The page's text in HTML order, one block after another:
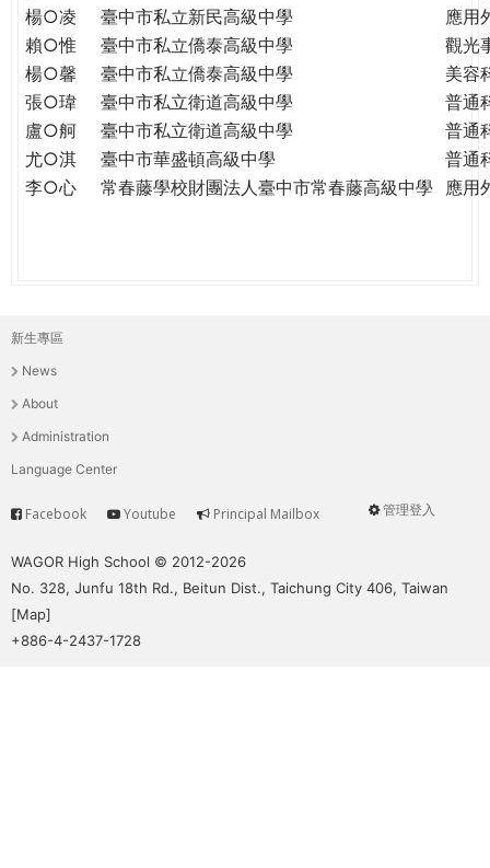
楊○凌
臺中市私立新民高級中學
應用
賴○惟
臺中市私立僑泰高級中學
觀光
楊○馨
臺中市私立僑泰高級中學
美容
張○瑋
臺中市私立衛道高級中學
普通
盧○舸
臺中市私立衛道高級中學
普通
尤○淇
臺中市華盛頓高級中學
普通
李○心
常春藤學校財團法人臺中市常春藤高級中學 應用
主
選
單
新生專區
News
About
Administration
Language Center
User
管理登入
Service
Facebook Youtube Principal Mailbox
WAGOR High School © 2012-2026
No. 328, Junfu 18th Rd., Beitun Dist., Taichung City 406, Taiwan
[Map]
+886-4-2437-1728